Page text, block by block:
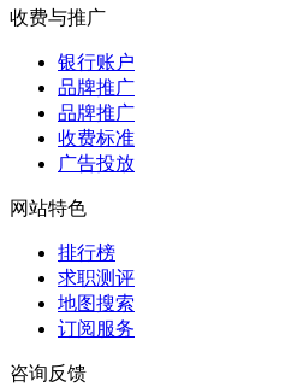
收费与推广
银行账户
品牌推广
品牌推广
收费标准
广告投放
网站特色
排行榜
求职测评
地图搜索
订阅服务
咨询反馈